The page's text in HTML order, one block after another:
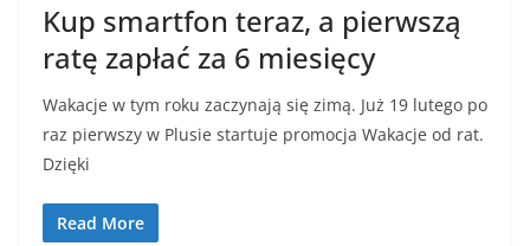
Kup smartfon teraz, a pierwszą
ratę zapłać za 6 miesięcy
Wakacje w tym roku zaczynają się zimą. Już 19 lutego po
raz pierwszy w Plusie startuje promocja Wakacje od rat.
Dzięki
Read More